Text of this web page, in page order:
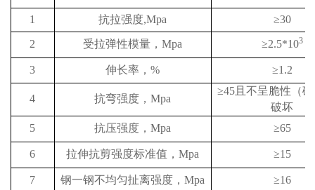
1 抗拉强度,Mpa ≥30
2 受拉弹性模量， Mpa ≥2.5*103
3 伸长率， % ≥1.2
4 抗弯强度， Mpa
≥45且不呈脆性（
破坏
5
抗压强度， Mpa ≥65
6 拉伸抗剪强度标准值， Mpa ≥15
7 钢一钢不均匀扯离强度， Mpa ≥16